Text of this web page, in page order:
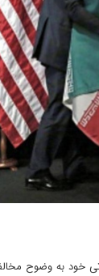
خود به وضوح